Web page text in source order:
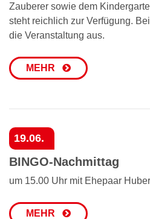
Zauberer sowie dem
steht reichlich zur Verfügung.
die Veranstaltung aus.
MEHR
19.06.
BINGO-Nachmittag
um 15.00 Uhr mit Ehepaar
MEHR